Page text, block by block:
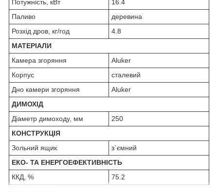
Потужність, кВт
16.4
Паливо
деревина
Розхід дров, кг/год
4.8
МАТЕРІАЛИ
Камера згоряння
Aluker
Корпус
сталевий
Дно камери згоряння
Aluker
ДИМОХІД
Діаметр димоходу, мм
250
КОНСТРУКЦІЯ
Зольний ящик
з`ємний
ЕКО- ТА ЕНЕРГОЕФЕКТИВНІСТЬ
ККД, %
75.2